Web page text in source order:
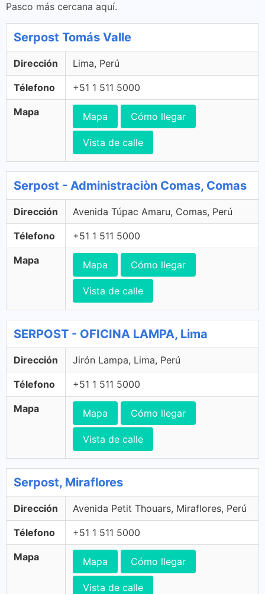
Pasco más cercana aquí.
Serpost Tomás Valle
Dirección Lima, Perú
Télefono +51 1 511 5000
Mapa Mapa Cómo llegar
Vista de calle
Serpost - Administraciòn Comas, Comas
Dirección Avenida Túpac Amaru, Comas, Perú
Télefono +51 1 511 5000
Mapa Mapa Cómo llegar
Vista de calle
SERPOST - OFICINA LAMPA, Lima
Dirección Jirón Lampa, Lima, Perú
Télefono +51 1 511 5000
Mapa Mapa Cómo llegar
Vista de calle
Serpost, Miraflores
Dirección Avenida Petit Thouars, Miraflores, Perú
Télefono +51 1 511 5000
Mapa Mapa Cómo llegar
Vista de calle